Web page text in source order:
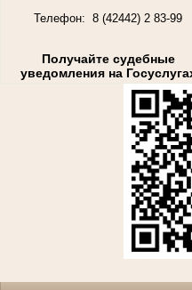
Телефон: 8 (42442) 2 83-99
Получайте судебные
уведомления на